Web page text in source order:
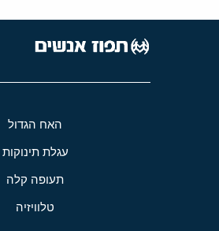
האח הגדול
עגלת תינוקות
תעופה קלה
טלוויזיה